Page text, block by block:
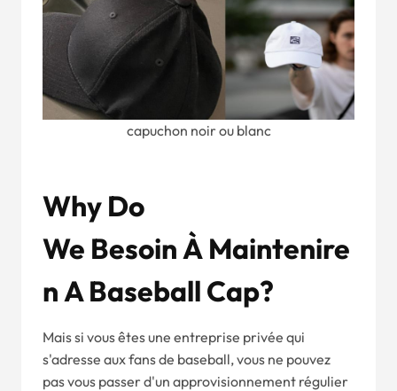
capuchon noir ou blanc
WhY DO
WE BesoinÀ MaintenirE
NA BAsebaLl Cap?
Mais si vous êtes une entreprise privée qui
s'adresse aux fans de baseball, vous ne pouvez
pas vous passer d'un approvisionnement régulier